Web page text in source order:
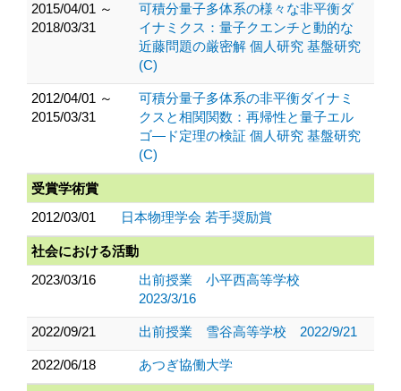
2015/04/01 ～
2018/03/31
可積分量子多体系の様々な非平衡ダ
イナミクス：量子クエンチと動的な
近藤問題の厳密解 個人研究 基盤研究
(C)
2012/04/01 ～
2015/03/31
可積分量子多体系の非平衡ダイナミ
クスと相関関数：再帰性と量子エル
ゴ―ド定理の検証 個人研究 基盤研究
(C)
受賞学術賞
2012/03/01
日本物理学会 若手奨励賞
社会における活動
2023/03/16
出前授業 小平西高等学校
2023/3/16
2022/09/21 出前授業 雪谷高等学校 2022/9/21
2022/06/18 あつぎ協働大学